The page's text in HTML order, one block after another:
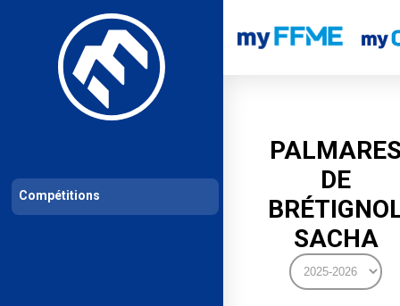
Les compétitions Calendrier de compétitions Classements
DE
SACHA
Compétitions